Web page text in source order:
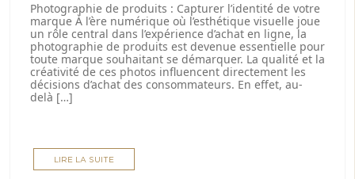
Photographie de produits : Capturer l’identité de votre
marque À l’ère numérique où l’esthétique visuelle joue
un rôle central dans l’expérience d’achat en ligne, la
photographie de produits est devenue essentielle pour
toute marque souhaitant se démarquer. La qualité et la
créativité de ces photos influencent directement les
décisions d’achat des consommateurs. En effet, au-
delà […]
LIRE LA SUITE